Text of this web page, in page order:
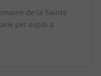
de la Sainte
per ospiti a